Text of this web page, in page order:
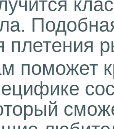
плетения
поможет